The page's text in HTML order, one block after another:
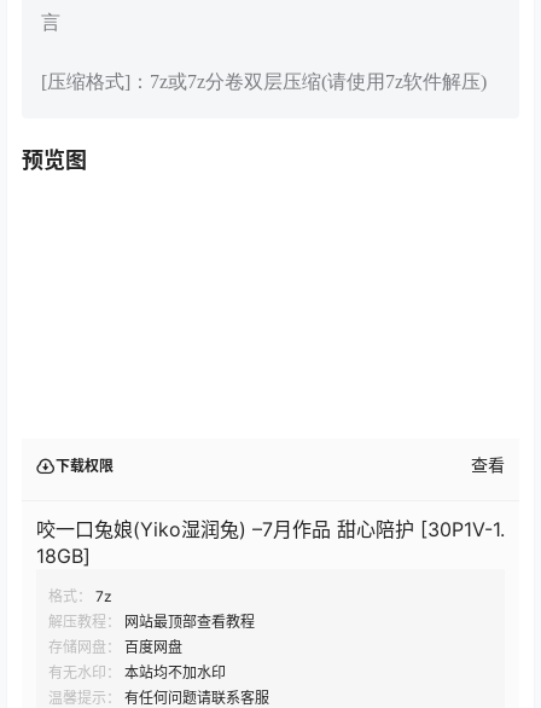
言
[压缩格式]：7z或7z分卷双层压缩(请使用7z软件解压)
预览图
下载权限 查看
咬一口兔娘(Yiko湿润兔) –7月作品 甜心陪护 [30P1V-1.
18GB]
格式：
7z
解压教程：
网站最顶部查看教程
存储网盘：
百度网盘
有无水印：
本站均不加水印
温馨提示：
有任何问题请联系客服